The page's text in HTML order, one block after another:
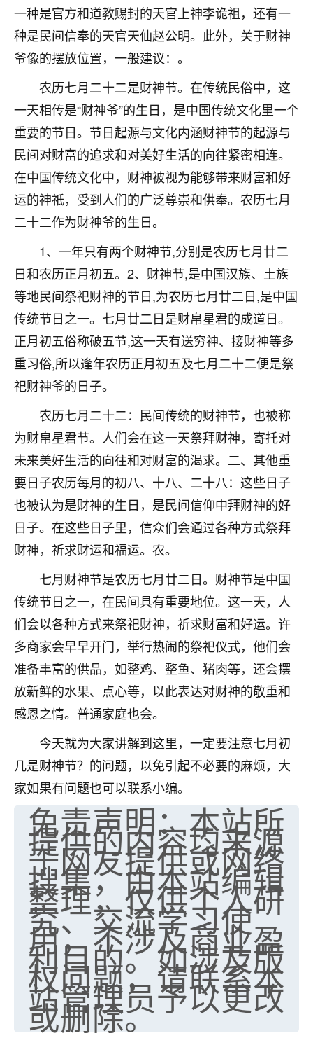
一种是官方和道教赐封的天官上神李诡祖，还有一
种是民间信奉的天官天仙赵公明。此外，关于财神
爷像的摆放位置，一般建议：。
农历七月二十二是财神节。在传统民俗中，这
一天相传是“财神爷”的生日，是中国传统文化里一个
重要的节日。节日起源与文化内涵财神节的起源与
民间对财富的追求和对美好生活的向往紧密相连。
在中国传统文化中，财神被视为能够带来财富和好
运的神祇，受到人们的广泛尊崇和供奉。农历七月
二十二作为财神爷的生日。
1、一年只有两个财神节,分别是农历七月廿二
日和农历正月初五。2、财神节,是中国汉族、土族
等地民间祭祀财神的节日,为农历七月廿二日,是中国
传统节日之一。七月廿二日是财帛星君的成道日。
正月初五俗称破五节,这一天有送穷神、接财神等多
重习俗,所以逢年农历正月初五及七月二十二便是祭
祀财神爷的日子。
农历七月二十二：民间传统的财神节，也被称
为财帛星君节。人们会在这一天祭拜财神，寄托对
未来美好生活的向往和对财富的渴求。二、其他重
要日子农历每月的初八、十八、二十八：这些日子
也被认为是财神的生日，是民间信仰中拜财神的好
日子。在这些日子里，信众们会通过各种方式祭拜
财神，祈求财运和福运。农。
七月财神节是农历七月廿二日。财神节是中国
传统节日之一，在民间具有重要地位。这一天，人
们会以各种方式来祭祀财神，祈求财富和好运。许
多商家会早早开门，举行热闹的祭祀仪式，他们会
准备丰富的供品，如整鸡、整鱼、猪肉等，还会摆
放新鲜的水果、点心等，以此表达对财神的敬重和
感恩之情。普通家庭也会。
今天就为大家讲解到这里，一定要注意七月初
几是财神节？的问题，以免引起不必要的麻烦，大
家如果有问题也可以联系小编。
免责声明：本站所
提供的内容均来源
于网友提供或网络
搜集，由本站编辑
整理，仅供个人研
究、交流学习使
用，不涉及商业盈
利目的。如涉及版
权问题，请联系本
站管理员予以更改
或删除。
3小时前 来自河北 16
付深
我是公司人事调整，有升迁机会，但同时竞争的我们
三个，找老师的时候是抱着侥幸心理，没想到老师看
着我晋升有望，我半信半疑的按照老师建议，做了化
太岁还有一个发钱粮，本来年前的人事调整，拖到年
后，我以为都没戏了，结果开年一上班，开会提拔升
职第一个就是我，职务无所谓，主要是底薪加了
3000，非常开心，无论如何，感恩感谢！🙏🏻
鹿森 ：恭喜升职加薪！！，请客吗？�
12小时前 来自北京
心心相印
我身体不太好，总是病病殃殃的，去检查又没什么大
问题，反正就是不舒服。中医西医看遍了，找不到问
题，后来无意中看到有人推荐慧来老师，跟老师聊过
之后，心情豁然开朗，也听老师建议，处理了一些因
果问题。今年以来，身体比以前好多，主要是心情好
了，老师说境随心转，现在深有体会了。
鹿森：是的，其实跟老师聊过之后，最大的感
触，首先就是心态会变好，万般皆是命，半点
不由人！
1天前 来自四川 9
金白水清
我也想找老师看看，有没有人给个联系方式的啊？
鹿森：慧来老师微信：gjsy0624
1天前 来自江西 12
青春168
我也想要，我也想要！
2天前 来自山西 15
Jessica李
老师做不做超度法事？我想给我奶奶做超度，她今年
刚去世了。
七零老顽童：我母亲前年离世，刚开始我经常
做梦梦见她，后来也是朋友介绍，找到慧来老
师，安排了超度法事，做梦再也没有梦到过
了，一开始是半信半疑的，图个心安，给亡母
超度，现在看来，人不信也不行。
2天前 来自云南 11
优秀的张同学
老师收徒吗？？我对这些很感兴趣
2天前 来自山西 15